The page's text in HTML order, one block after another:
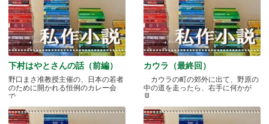
下村はやとさんの話（前編）
野口まさ准教授主催の、日本の若者
のために開かれる恒例のカレー会
で.....
カウラ（最終回）
カウラの町の郊外に出て、野原の
中の道を走ったら、右手に何かが
見.....